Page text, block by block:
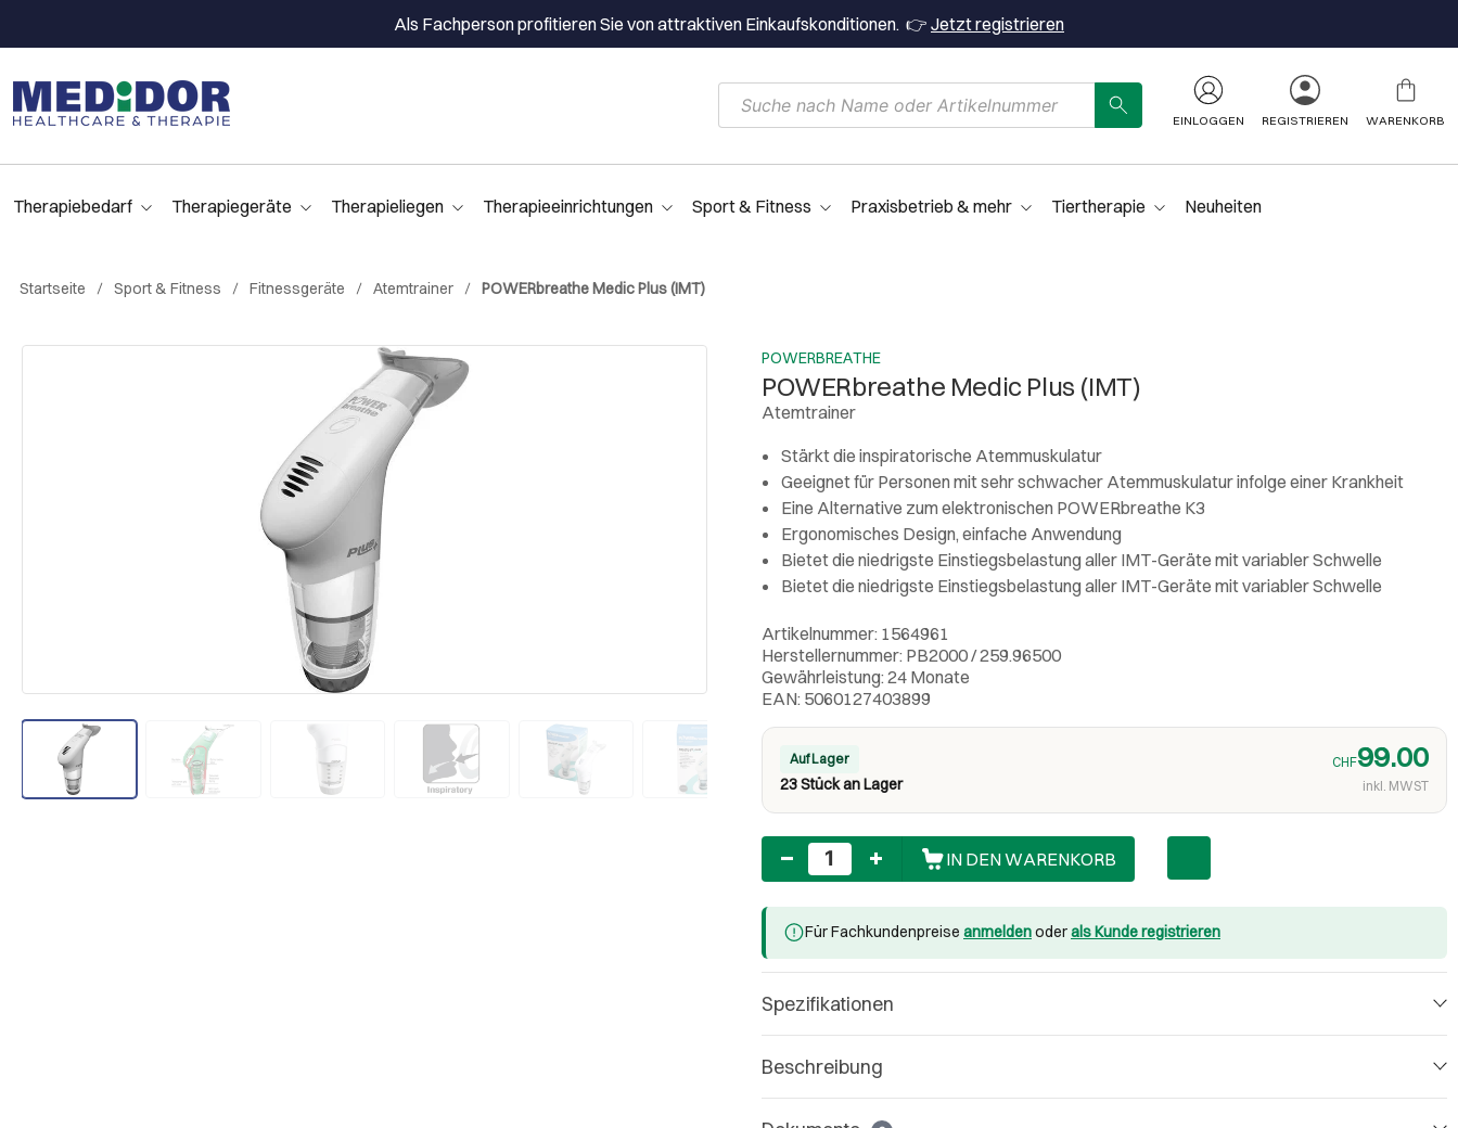
Als Fachperson profitieren Sie von attraktiven Einkaufskonditionen. 👉 Jetzt registrieren
EINLOGGEN REGISTRIEREN WARENKORB
Therapiebedarf Therapiegeräte Therapieliegen Therapieeinrichtungen Sport & Fitness Praxisbetrieb & mehr Tiertherapie Neuheiten
Startseite Sport & Fitness Fitnessgeräte Atemtrainer POWERbreathe Medic Plus (IMT)
POWERBREATHE
POWERbreathe Medic Plus (IMT)
Atemtrainer
Stärkt die inspiratorische Atemmuskulatur
Geeignet für Personen mit sehr schwacher Atemmuskulatur infolge einer Krankheit
Eine Alternative zum elektronischen POWERbreathe K3
Ergonomisches Design, einfache Anwendung
Bietet die niedrigste Einstiegsbelastung aller IMT-Geräte mit variabler Schwelle
Bietet die niedrigste Einstiegsbelastung aller IMT-Geräte mit variabler Schwelle
Artikelnummer: 1564961
Herstellernummer: PB2000 / 259.96500
Gewährleistung: 24 Monate
EAN: 5060127403899
Auf Lager
23 Stück an Lager
CHF99.00
inkl. MWST
Anzahl
IN DEN WARENKORB
Für Fachkundenpreise anmeldenoderals Kunde registrieren
Spezifikationen
Beschreibung